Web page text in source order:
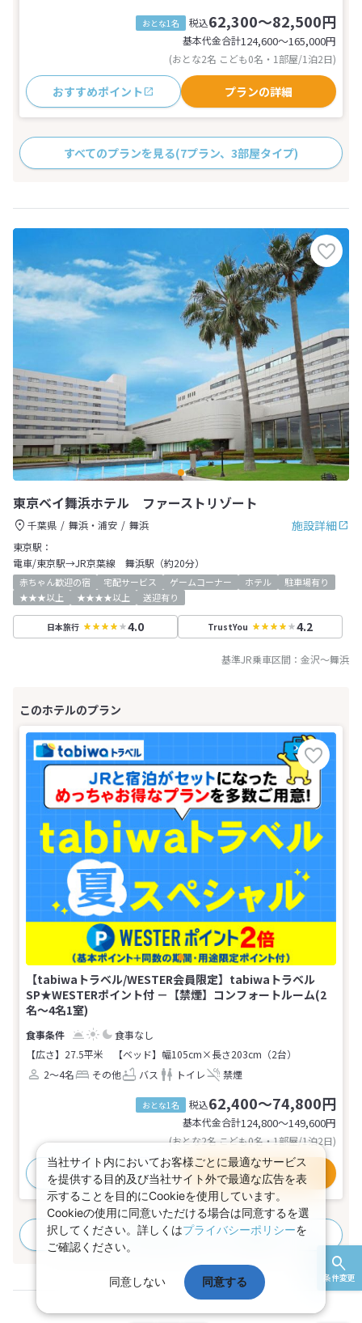
条件変更
おとな1名 税込62,300～82,500円
基本代金合計124,600〜165,000円
(おとな2名 こども0名・1部屋/1泊2日)
おすすめポイント プランの詳細
すべてのプランを見る(7プラン、3部屋タイプ)
東京ベイ舞浜ホテル ファーストリゾート
施設詳細
千葉県 舞浜・浦安
舞浜
東京駅：
電車/東京駅→JR京葉線 舞浜駅（約20分）
赤ちゃん歓迎の宿 宅配サービス ゲームコーナー ホテル
駐車場有り
★★★以上
★★★★以上 送迎有り
日本旅行 4.0 TrustYou 4.2
基準JR乗車区間： 金沢～舞浜
【tabiwaトラベル/WESTER会員限定】tabiwaトラベル
SP★WESTERポイント付 －【禁煙】コンフォートルーム(2
名～4名1室)
食事なし
【広さ】27.5平米
【ベッド】幅105cm×長さ203cm（2台）
2～4名
その他 バス トイレ 禁煙
おとな1名 税込62,400～74,800円
基本代金合計124,800〜149,600円
(おとな2名 こども0名・1部屋/1泊2日)
おすすめポイント プランの詳細
すべてのプランを見る (22プラン、12部屋タイプ)
当社サイト内においてお客様ごとに最適なサービス
を提供する目的及び当社サイト外で最適な広告を表
示することを目的にCookieを使用しています。
Cookieの使用に同意いただける場合は同意するを選
択してください。詳しくはプライバシーポリシーを
ご確認ください。
同意しない 同意する